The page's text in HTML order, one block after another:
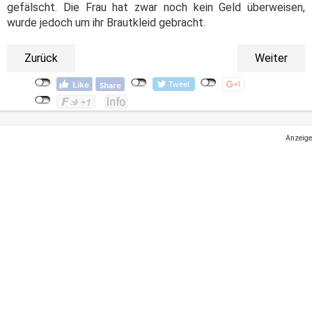
gefälscht. Die Frau hat zwar noch kein Geld überweisen,
wurde jedoch um ihr Brautkleid gebracht.
Zurück Weiter
Anzeige